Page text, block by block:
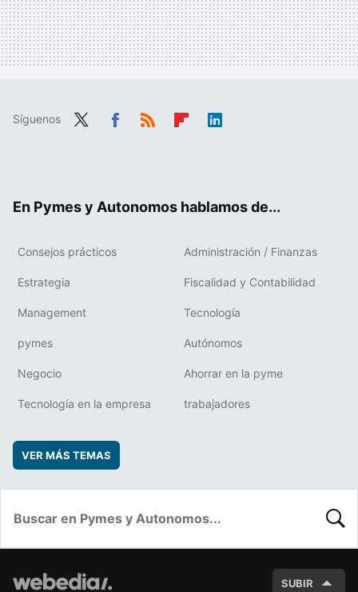
Síguenos
En Pymes y Autonomos hablamos de...
Consejos prácticos Administración / Finanzas
Estrategia Fiscalidad y Contabilidad
Management Tecnología
pymes Autónomos
Negocio Ahorrar en la pyme
Tecnología en la empresa trabajadores
VER MÁS TEMAS
SUBIR